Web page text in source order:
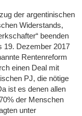
der argentinischen
Widerstands,
beenden
19. Dezember 2017
Rentenreform
einen Deal mit
PJ, die nötige
ist es denen allen
der Menschen
unter